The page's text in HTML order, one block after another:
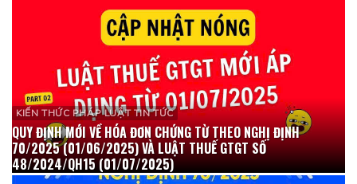
KIẾN THỨC PHÁP LUẬT TIN TỨC
QUY ĐỊNH MỚI VỀ HÓA ĐƠN CHỨNG TỪ THEO NGHỊ ĐỊNH
70/2025 (01/06/2025) VÀ LUẬT THUẾ GTGT SỐ
48/2024/QH15 (01/07/2025)